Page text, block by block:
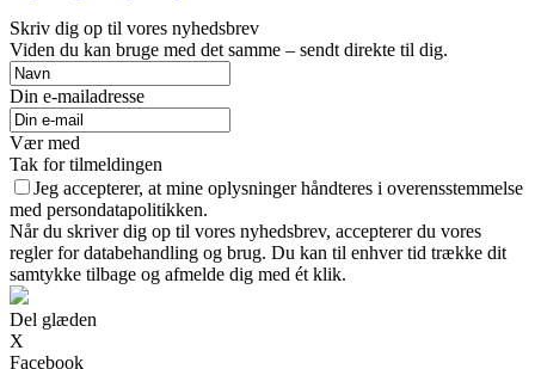
Skriv dig op til vores nyhedsbrev
Viden du kan bruge med det samme – sendt direkte til dig.
Din e-mailadresse
Vær med
Tak for tilmeldingen
Jeg accepterer, at mine oplysninger håndteres i overensstemmelse
med persondatapolitikken.
Når du skriver dig op til vores nyhedsbrev, accepterer du vores
regler for databehandling og brug. Du kan til enhver tid trække dit
samtykke tilbage og afmelde dig med ét klik.
Del glæden
X
Facebook